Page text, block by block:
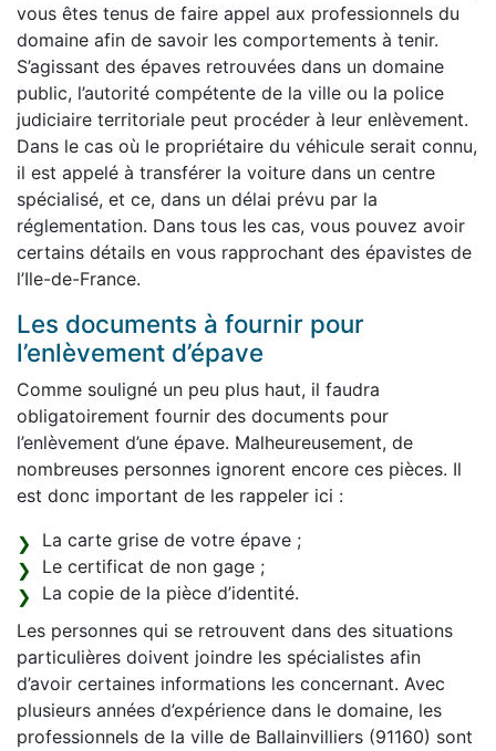
vous êtes tenus de faire appel aux professionnels du
domaine afin de savoir les comportements à tenir.
S’agissant des épaves retrouvées dans un domaine
public, l’autorité compétente de la ville ou la police
judiciaire territoriale peut procéder à leur enlèvement.
Dans le cas où le propriétaire du véhicule serait connu,
il est appelé à transférer la voiture dans un centre
spécialisé, et ce, dans un délai prévu par la
réglementation. Dans tous les cas, vous pouvez avoir
certains détails en vous rapprochant des épavistes de
l’Ile-de-France.
Les documents à fournir pour
l’enlèvement d’épave
Comme souligné un peu plus haut, il faudra
obligatoirement fournir des documents pour
l’enlèvement d’une épave. Malheureusement, de
nombreuses personnes ignorent encore ces pièces. Il
est donc important de les rappeler ici :
La carte grise de votre épave ;
Le certificat de non gage ;
La copie de la pièce d’identité.
Les personnes qui se retrouvent dans des situations
particulières doivent joindre les spécialistes afin
d’avoir certaines informations les concernant. Avec
plusieurs années d’expérience dans le domaine, les
professionnels de la ville de Ballainvilliers (91160) sont